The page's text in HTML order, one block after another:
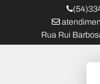
Rua Rui